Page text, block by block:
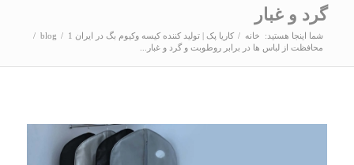
گرد و غبار
شما اینجا هستید: خانه / کاریا پک | تولید کننده کیسه وکیوم بگ در ایران 1 /
blog
/
محافظت از لباس ها در برابر روطوبت و گرد و غبار...